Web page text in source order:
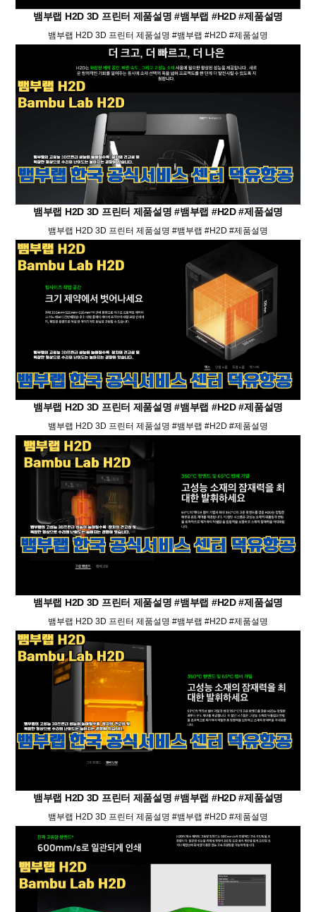
뱀부랩 H2D 3D 프린터 제품설명 #뱀부랩 #H2D #제품설명
뱀부랩 H2D 3D 프린터 제품설명 #뱀부랩 #H2D #제품설명
뱀부랩 H2D 3D 프린터 제품설명 #뱀부랩 #H2D #제품설명
뱀부랩 H2D 3D 프린터 제품설명 #뱀부랩 #H2D #제품설명
뱀부랩 H2D 3D 프린터 제품설명 #뱀부랩 #H2D #제품설명
뱀부랩 H2D 3D 프린터 제품설명 #뱀부랩 #H2D #제품설명
뱀부랩 H2D 3D 프린터 제품설명 #뱀부랩 #H2D #제품설명
뱀부랩 H2D 3D 프린터 제품설명 #뱀부랩 #H2D #제품설명
뱀부랩 H2D 3D 프린터 제품설명 #뱀부랩 #H2D #제품설명
뱀부랩 H2D 3D 프린터 제품설명 #뱀부랩 #H2D #제품설명